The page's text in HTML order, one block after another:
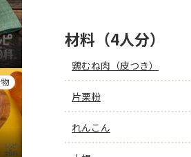
材料（4人分）
鶏むね肉（皮つき）
片栗粉
れんこん